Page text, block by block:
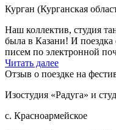
Курган (Курганская
Наш коллектив, студия
была в Казани! И
писем по электронной
Читать далее
Отзыв о поездке на
Изостудия «Радуга» и
с. Красноармейское